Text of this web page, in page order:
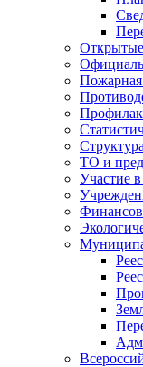
Пожарная
Структура
ТО и
Участие